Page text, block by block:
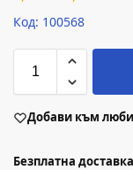
Код: 100568
Добави към
Безплатна